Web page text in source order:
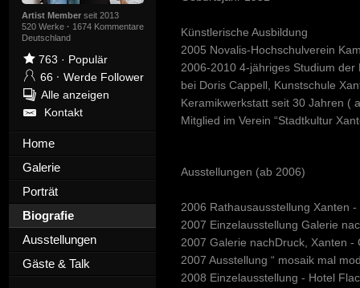
Artist Memberseit 2013
520 Werke · 1674 Kommentare
Deutschland
763 · Populär
66 · Werde Follower
Alle anzeigen
Kontakt
Home
Galerie
Porträt
Biografie
Ausstellungen
Gäste & Talk
Künstlerische Ausbildung
2005 Novalis-Hochschulverein
2006-2010 4-jähriges Studium
bei Doris Cappell, Kunstschule
Keramikwerkstatt seit 30 Jahren (
Mitglied im Verein “Stadtkultur
Ausstellungen (ab 2006)
2006 Rathausausstellung Xanten -
2007 Einzelausstellung Galerie
2007 Galerie nachDruck, Xanten -
2007 Ausstellung “ mosaik mal
2008 Einzelausstellung - Hotel